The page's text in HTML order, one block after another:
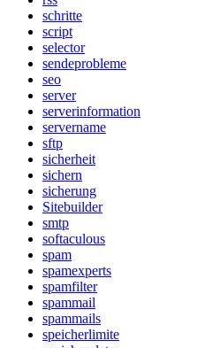
schritte
script
selector
sendeprobleme
seo
server
serverinformation
servername
sftp
sicherheit
sichern
sicherung
Sitebuilder
smtp
softaculous
spam
spamexperts
spamfilter
spammail
spammails
speicherlimite